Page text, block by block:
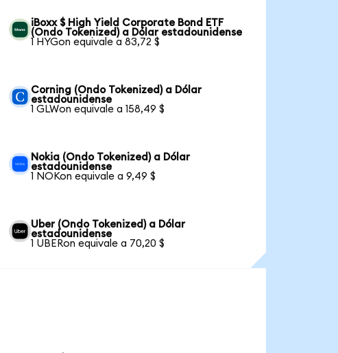
iBoxx $ High Yield Corporate Bond ETF
(Ondo Tokenized) a Dólar estadounidense
1 HYGon equivale a 83,72 $
Corning (Ondo Tokenized) a Dólar
estadounidense
1 GLWon equivale a 158,49 $
Nokia (Ondo Tokenized) a Dólar
estadounidense
1 NOKon equivale a 9,49 $
Uber (Ondo Tokenized) a Dólar
estadounidense
1 UBERon equivale a 70,20 $